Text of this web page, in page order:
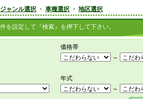
ジャンル選択 ・ 車種選択 ・ 地区選択
を設定して『検索』を押下して下さい。
価格帯
～
年式
～